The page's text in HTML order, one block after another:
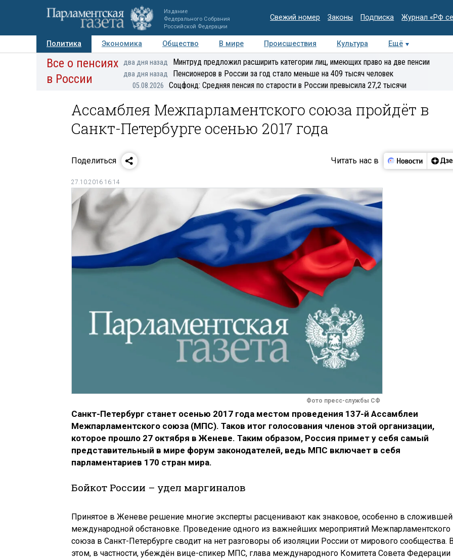
Издание
Федерального Собрания
Российской Федерации
Свежий номер Законы Подписка Журнал «РФ
Политика Экономика Общество В мире Происшествия Культура
Ещё
Авторы Персоны Мнения Регионы Медиацентр Интервью Колумнисты
Все о пенсиях
в России
два дня назад Минтруд предложил расширить категории лиц, имеющих право на две пенсии
два дня назад Пенсионеров в России за год стало меньше на 409 тысяч человек
05.08.2026 Соцфонд: Средняя пенсия по старости в России превысила 27,2 тысячи
Ассамблея Межпарламентского союза пройдёт в
Санкт-Петербурге осенью 2017 года
Поделиться Читать нас в
27.10.2016 16:14
Фото пресс-службы СФ
Санкт-Петербург станет осенью 2017 года местом проведения 137-й Ассамблеи
Межпарламентского союза (МПС). Таков итог голосования членов этой организации,
которое прошло 27 октября в Женеве. Таким образом, Россия примет у себя самый
представительный в мире форум законодателей, ведь МПС включает в себя
парламентариев 170 стран мира.
Бойкот России – удел маргиналов
Принятое в Женеве решение многие эксперты расценивают как знаковое, особенно в
международной обстановке. Проведение одного из важнейших мероприятий Межпарламентского
союза в Санкт-Петербурге сводит на нет разговоры об изоляции России от мирового сообщества.
этом, в частности, убеждён вице-спикер МПС, глава международного Комитета Совета Федерации